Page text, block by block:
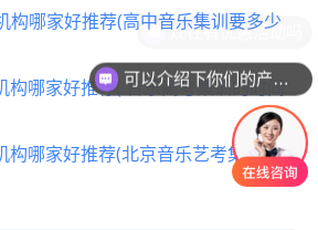
构哪家好推荐(高中音乐集训要多少
构哪家好推荐( 音乐高考集训的时间
构哪家好推荐(北京音乐艺考集训一般
可以介绍下你们的产品么